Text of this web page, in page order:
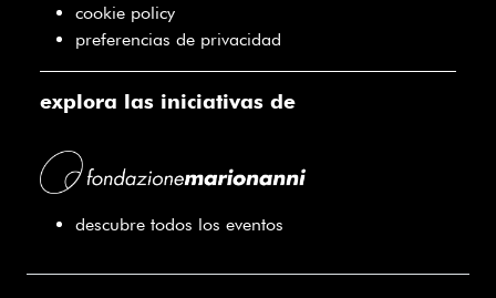
cookie policy
preferencias de privacidad
explora las iniciativas de
descubre todos los eventos